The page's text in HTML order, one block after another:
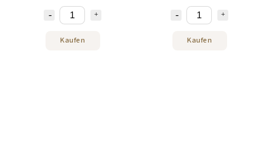
Kaufen Kaufen